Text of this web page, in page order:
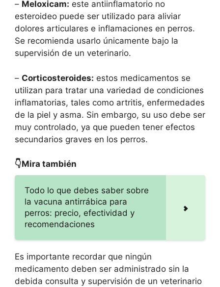
– Meloxicam: este antiinflamatorio no
esteroideo puede ser utilizado para aliviar
dolores articulares e inflamaciones en perros.
Se recomienda usarlo únicamente bajo la
supervisión de un veterinario.
– Corticosteroides: estos medicamentos se
utilizan para tratar una variedad de condiciones
inflamatorias, tales como artritis, enfermedades
de la piel y asma. Sin embargo, su uso debe ser
muy controlado, ya que pueden tener efectos
secundarios graves en los perros.
👇Mira también
Todo lo que debes saber sobre
la vacuna antirrábica para
perros: precio, efectividad y
recomendaciones
Es importante recordar que ningún
medicamento deben ser administrado sin la
debida consulta y supervisión de un veterinario